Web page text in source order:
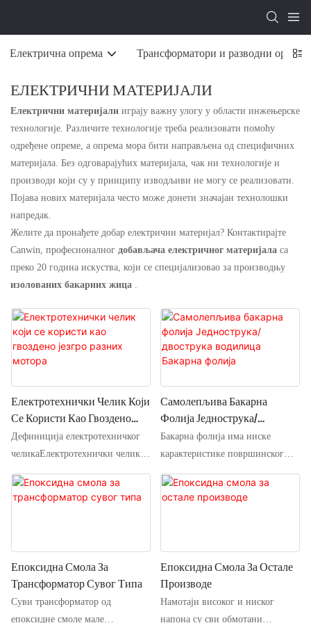
Електрична опрема Трансформатори и разводни ормари
ЕЛЕКТРИЧНИ МАТЕРИЈАЛИ
Електрични материјали играју важну улогу у области инжењерске
технологије. Различите технологије треба реализовати помоћу
одређене опреме, а опрема мора бити направљена од специфичних
материјала. Без одговарајућих материјала, чак ни технологије и
производи који су у принципу изводљиви не могу се реализовати.
Појава нових материјала често може донети значајан технолошки
напредак.
Желите да пронађете добар електрични материјал? Контактирајте
Canwin, професионалног добављача електричног материјала са
преко 20 година искуства, који се специјализовао за производњу
изолованих бакарних жица
Електротехнички Челик Који
Се Користи Као Гвоздено
Језгро Разних Мотора
Дефиниција електротехничког
челикаЕлектротехнички челик,
такође познат као силицијумски
челични лим, је важна мека
магнетна легура неопходна за
функционалних материјала, који
се углавном користе као
гвоздено језгро разних мотора,
Самолепљива Бакарна
Фолија Једнострука/
Двострука Водилица
Бакарна Фолија
Бакарна фолија има ниске
карактеристике површинског
кисеоника и може се
причврстити на различите
подлоге, као што су метал,
електромагнетној заштити и
антистатици, проводљива
бакарна фолија на површини
Епоксидна Смола За
Трансформатор Сувог Типа
Суви трансформатор од
епоксидне смоле мале
Епоксидна Смола За Остале
Производе
Намотаји високог и ниског
напона су сви обмотани